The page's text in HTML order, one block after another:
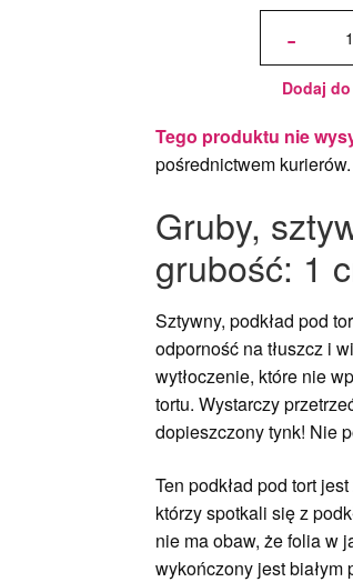
-
ilość
okrągły
Złoty Ø
h 1 cm -
PC
Dodaj
Tego produktu nie
pośrednictwem kurierów.
Gruby,
grubość: 1
Sztywny, podkład pod
odporność na tłuszcz i
wytłoczenie, które nie
tortu. Wystarczy
dopieszczony tynk! Nie
Ten podkład pod tort
którzy spotkali się z
nie ma obaw, że folia w
wykończony jest białym